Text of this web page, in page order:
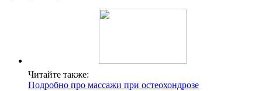
Читайте также:
Подробно про массажи при остеохондрозе